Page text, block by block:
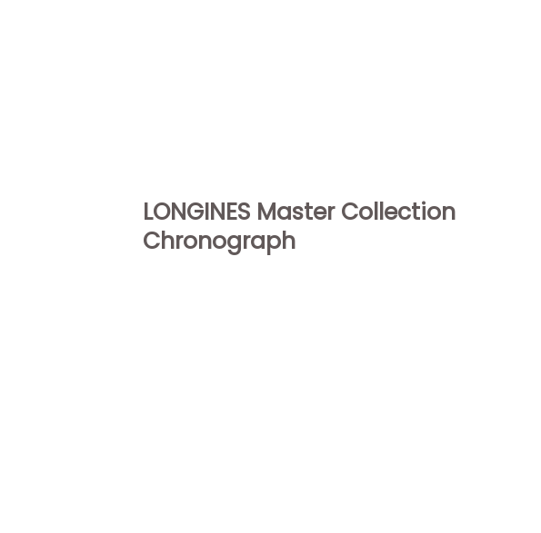
LONGINES Master Collection
Chronograph